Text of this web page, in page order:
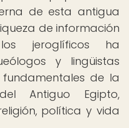
de esta antigua
de información
jeroglíficos ha
y lingüistas
de la
Antiguo Egipto,
política y vida